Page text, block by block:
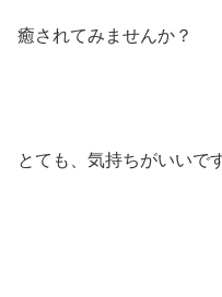
癒されてみませんか？
とても、気持ちがいいで